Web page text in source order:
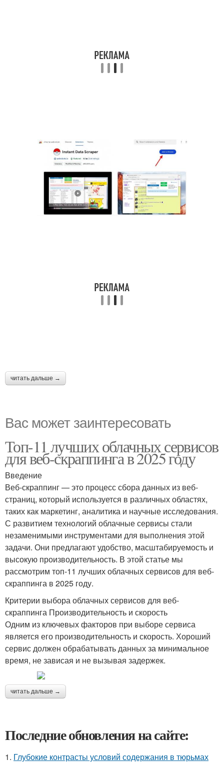
читать дальше →
Вас может заинтересовать
Топ-11 лучших облачных сервисов
для веб-скраппинга в 2025 году
Введение
Веб-скраппинг — это процесс сбора данных из веб-
страниц, который используется в различных областях,
таких как маркетинг, аналитика и научные исследования.
С развитием технологий облачные сервисы стали
незаменимыми инструментами для выполнения этой
задачи. Они предлагают удобство, масштабируемость и
высокую производительность. В этой статье мы
рассмотрим топ-11 лучших облачных сервисов для веб-
скраппинга в 2025 году.
Критерии выбора облачных сервисов для веб-
скраппинга Производительность и скорость
Одним из ключевых факторов при выборе сервиса
является его производительность и скорость. Хороший
сервис должен обрабатывать данных за минимальное
время, не зависая и не вызывая задержек.
читать дальше →
Последние обновления на сайте:
1. Глубокие контрасты условий содержания в тюрьмах